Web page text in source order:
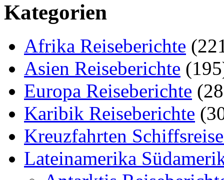
Kategorien
Afrika Reiseberichte
Asien Reiseberichte
Europa Reiseberichte
Karibik Reiseberichte
Kreuzfahrten
Lateinamerika